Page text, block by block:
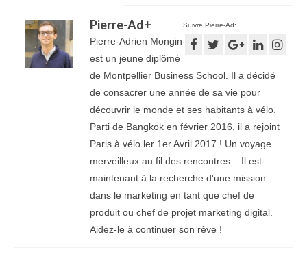
Suivre Pierre-Ad:
Pierre-Ad+
Pierre-Adrien Mongin
est un jeune diplômé
de Montpellier Business School. Il a décidé
de consacrer une année de sa vie pour
découvrir le monde et ses habitants à vélo.
Parti de Bangkok en février 2016, il a rejoint
Paris à vélo ler 1er Avril 2017 ! Un voyage
merveilleux au fil des rencontres... Il est
maintenant à la recherche d'une mission
dans le marketing en tant que chef de
produit ou chef de projet marketing digital.
Aidez-le à continuer son rêve !